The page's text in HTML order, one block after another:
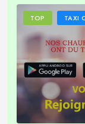
TOP TAXI